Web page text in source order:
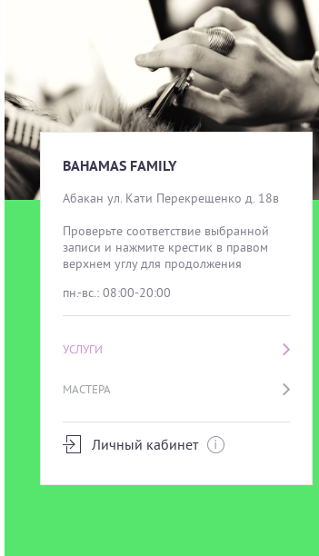
BAHAMAS FAMILY
Абакан ул. Кати Перекрещенко д. 18в
Проверьте соответствие выбранной
записи и нажмите крестик в правом
верхнем углу для продолжения
пн.-вс.: 08:00-20:00
УСЛУГИ
МАСТЕРА
Личный кабинет